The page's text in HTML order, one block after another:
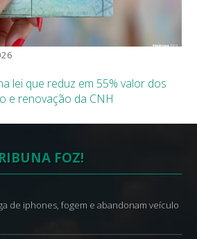
lei que reduz em 55% valor dos
e renovação da CNH
FOZ!
de iphones, fogem e abandonam veículo